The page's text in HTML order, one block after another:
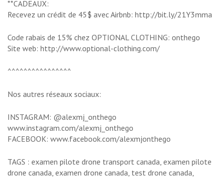
**CADEAUX:
Recevez un crédit de 45$ avec Airbnb: http://bit.ly/21Y3mma
Code rabais de 15% chez OPTIONAL CLOTHING: onthego
Site web: http://www.optional-clothing.com/
^^^^^^^^^^^^^^^^
Nos autres réseaux sociaux:
INSTAGRAM: @alexmj_onthego
www.instagram.com/alexmj_onthego
FACEBOOK: www.facebook.com/alexmjonthego
TAGS : examen pilote drone transport canada, examen pilote
drone canada, examen drone canada, test drone canada,